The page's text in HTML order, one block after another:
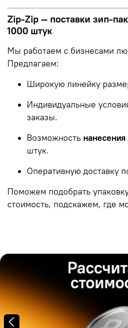
Zip-Zip — поставки зип-
1000 штук
Мы работаем с бизнесами
Предлагаем:
Широкую линейку
Индивидуальные
заказы.
Возможность нанесения
штук.
Оперативную доставку
Поможем подобрать
стоимость, подскажем, где